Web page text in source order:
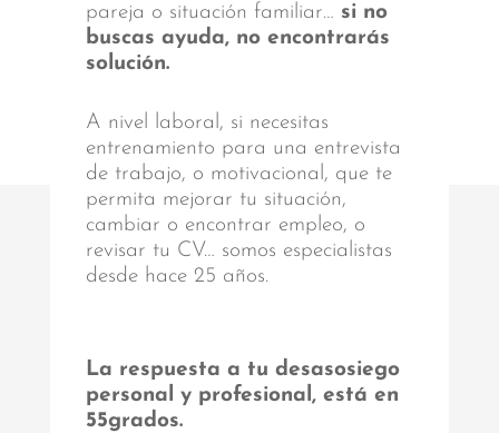
pareja o situación familiar… si no
buscas ayuda, no encontrarás
solución.
A nivel laboral, si necesitas
entrenamiento para una entrevista
de trabajo, o motivacional, que te
permita mejorar tu situación,
cambiar o encontrar empleo, o
revisar tu CV… somos especialistas
desde hace 25 años.
La respuesta a tu desasosiego
personal y profesional, está en
55grados.